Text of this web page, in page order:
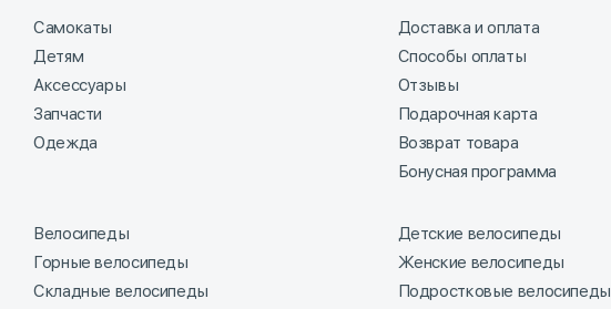
Самокаты
Детям
Аксессуары
Запчасти
Одежда
Доставка и оплата
Способы оплаты
Отзывы
Подарочная карта
Возврат товара
Бонусная программа
Велосипеды
Горные велосипеды
Складные велосипеды
Детские велосипеды
Женские велосипеды
Подростковые велосипеды